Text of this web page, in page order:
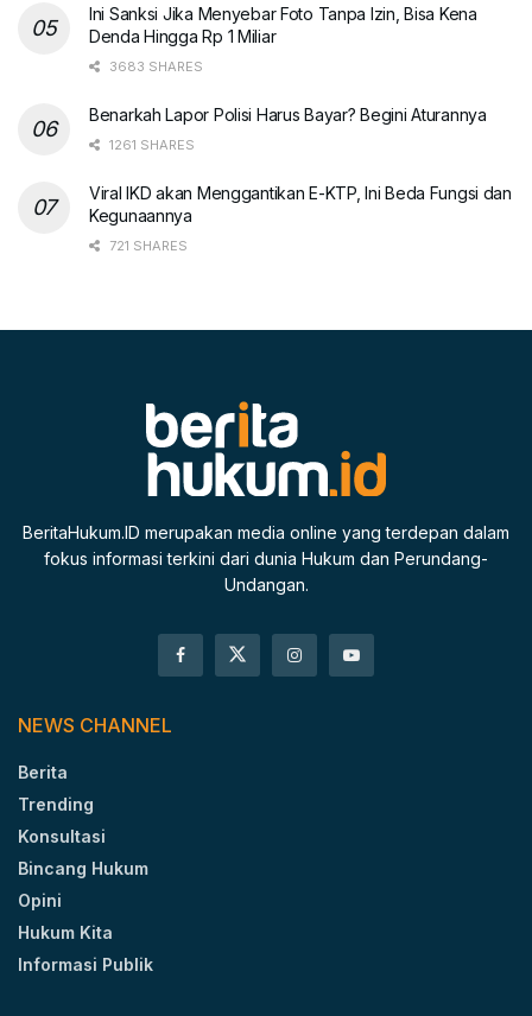
Ini Sanksi Jika Menyebar Foto Tanpa Izin, Bisa Kena
Denda Hingga Rp 1 Miliar
3683 SHARES
Benarkah Lapor Polisi Harus Bayar? Begini Aturannya
1261 SHARES
Viral IKD akan Menggantikan E-KTP, Ini Beda Fungsi dan
Kegunaannya
721 SHARES
BeritaHukum.ID merupakan media online yang terdepan dalam
fokus informasi terkini dari dunia Hukum dan Perundang-
Undangan.
NEWS CHANNEL
Berita
Trending
Konsultasi
Bincang Hukum
Opini
Hukum Kita
Informasi Publik